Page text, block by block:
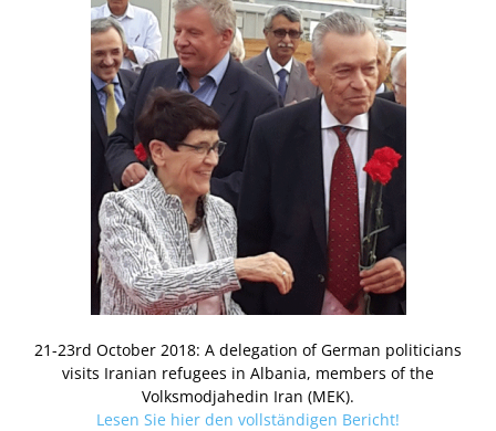
21-23rd October 2018: A delegation of German politicians
visits Iranian refugees in Albania, members of the
Volksmodjahedin Iran (MEK).
Lesen Sie hier den vollständigen Bericht!